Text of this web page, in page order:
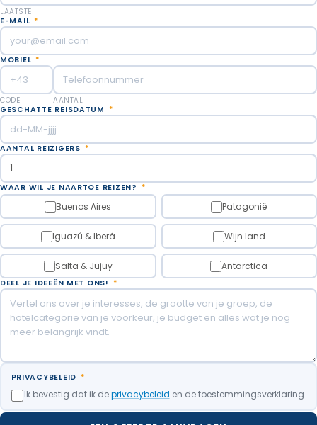
LAATSTE
E-MAIL *
MOBIEL *
CODE
AANTAL
GESCHATTE REISDATUM *
AANTAL REIZIGERS *
WAAR WIL JE NAARTOE REIZEN? *
Buenos Aires Patagonië
Iguazú & Iberá Wijn land
Salta & Jujuy Antarctica
DEEL JE IDEEËN MET ONS! *
PRIVACYBELEID *
Ik bevestig dat ik deprivacybeleid en de toestemmingsverklaring.